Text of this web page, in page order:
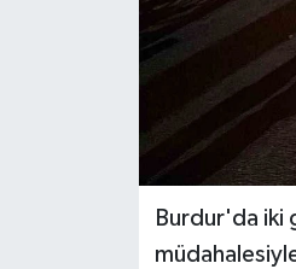
Burdur'da iki